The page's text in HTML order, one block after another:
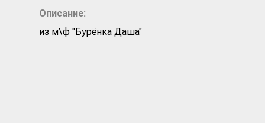
Описание:
из м\ф "Бурёнка Даша"